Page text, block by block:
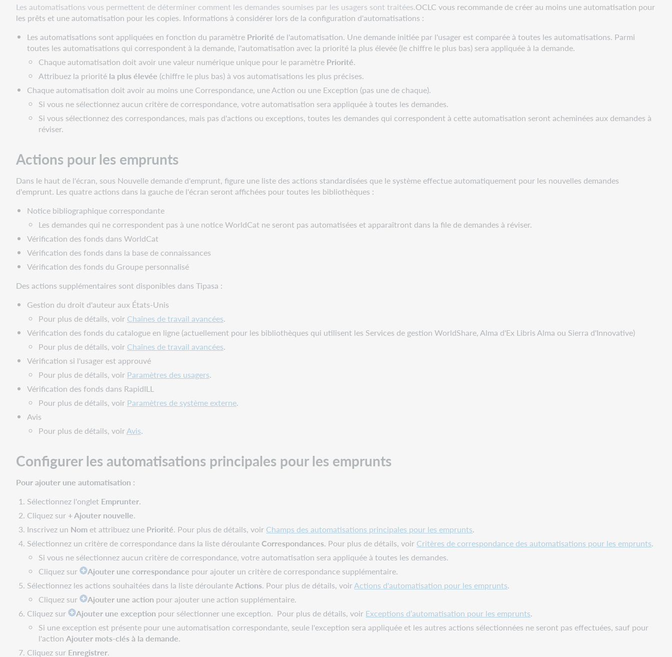
correspondance
pour
prêts
automatiques
pour
les
Utiliser
les
automatisations
prêt
avec
le
Prêt
bibliothèques
WorldShare
Utiliser
les
rapports
pour
évaluer
les
automatisations
Les automatisations vous permettent de déterminer comment les demandes soumises par les usagers sont traitées.OCLC vous recommande de créer au moins une automatisation pour
les prêts et une automatisation pour les copies. Informations à considérer lors de la configuration d'automatisations :
Les automatisations sont appliquées en fonction du paramètre Priorité de l'automatisation. Une demande initiée par l'usager est comparée à toutes les automatisations. Parmi
toutes les automatisations qui correspondent à la demande, l'automatisation avec la priorité la plus élevée (le chiffre le plus bas) sera appliquée à la demande.
Chaque automatisation doit avoir une valeur numérique unique pour le paramètre Priorité.
Attribuez la priorité la plus élevée (chiffre le plus bas) à vos automatisations les plus précises.
Chaque automatisation doit avoir au moins une Correspondance, une Action ou une Exception (pas une de chaque).
Si vous ne sélectionnez aucun critère de correspondance, votre automatisation sera appliquée à toutes les demandes.
Si vous sélectionnez des correspondances, mais pas d'actions ou exceptions, toutes les demandes qui correspondent à cette automatisation seront acheminées aux demandes à
réviser.
Actions pour les emprunts
Dans le haut de l'écran, sous Nouvelle demande d'emprunt, figure une liste des actions standardisées que le système effectue automatiquement pour les nouvelles demandes
d'emprunt. Les quatre actions dans la gauche de l'écran seront affichées pour toutes les bibliothèques :
Notice bibliographique correspondante
Les demandes qui ne correspondent pas à une notice WorldCat ne seront pas automatisées et apparaîtront dans la file de demandes à réviser.
Vérification des fonds dans WorldCat
Vérification des fonds dans la base de connaissances
Vérification des fonds du Groupe personnalisé
Des actions supplémentaires sont disponibles dans Tipasa :
Gestion du droit d'auteur aux États-Unis
Pour plus de détails, voir Chaînes de travail avancées.
Vérification des fonds du catalogue en ligne (actuellement pour les bibliothèques qui utilisent les Services de gestion WorldShare, Alma d'Ex Libris Alma ou Sierra d'Innovative)
Pour plus de détails, voir Chaînes de travail avancées.
Vérification si l'usager est approuvé
Pour plus de détails, voir Paramètres des usagers.
Vérification des fonds dans RapidILL
Pour plus de détails, voir Paramètres de système externe.
Avis
Pour plus de détails, voirAvis.
Configurer les automatisations principales pour les emprunts
Pour ajouter une automatisation :
Sélectionnez l'onglet Emprunter.
Cliquez sur + Ajouter nouvelle.
Inscrivez un Nom et attribuez une Priorité. Pour plus de détails, voir Champs des automatisations principales pour les emprunts.
Sélectionnez un critère de correspondance dans la liste déroulanteCorrespondances. Pour plus de détails, voir Critères de correspondance des automatisations pour les emprunts.
Si vous ne sélectionnez aucun critère de correspondance, votre automatisation sera appliquée à toutes les demandes.
Cliquez sur
Ajouter une correspondance pour ajouter un critère de correspondance supplémentaire.
Sélectionnez les actions souhaitées dans la liste déroulanteActions. Pour plus de détails, voirActions d'automatisation pour les emprunts.
Cliquez sur
Ajouter une action pour ajouter une action supplémentaire.
Cliquez sur
Ajouter une exception pour sélectionner une exception. Pour plus de détails, voir Exceptions d’automatisation pour les emprunts.
Si une exception est présente pour une automatisation correspondante, seule l'exception sera appliquée et les autres actions sélectionnées ne seront pas effectuées, sauf pour
l'action Ajouter mots-clés à la demande.
Cliquez sur Enregistrer.